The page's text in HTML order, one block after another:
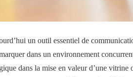
un outil essentiel de
dans un environnement
dans la mise en valeur d’une vitrine